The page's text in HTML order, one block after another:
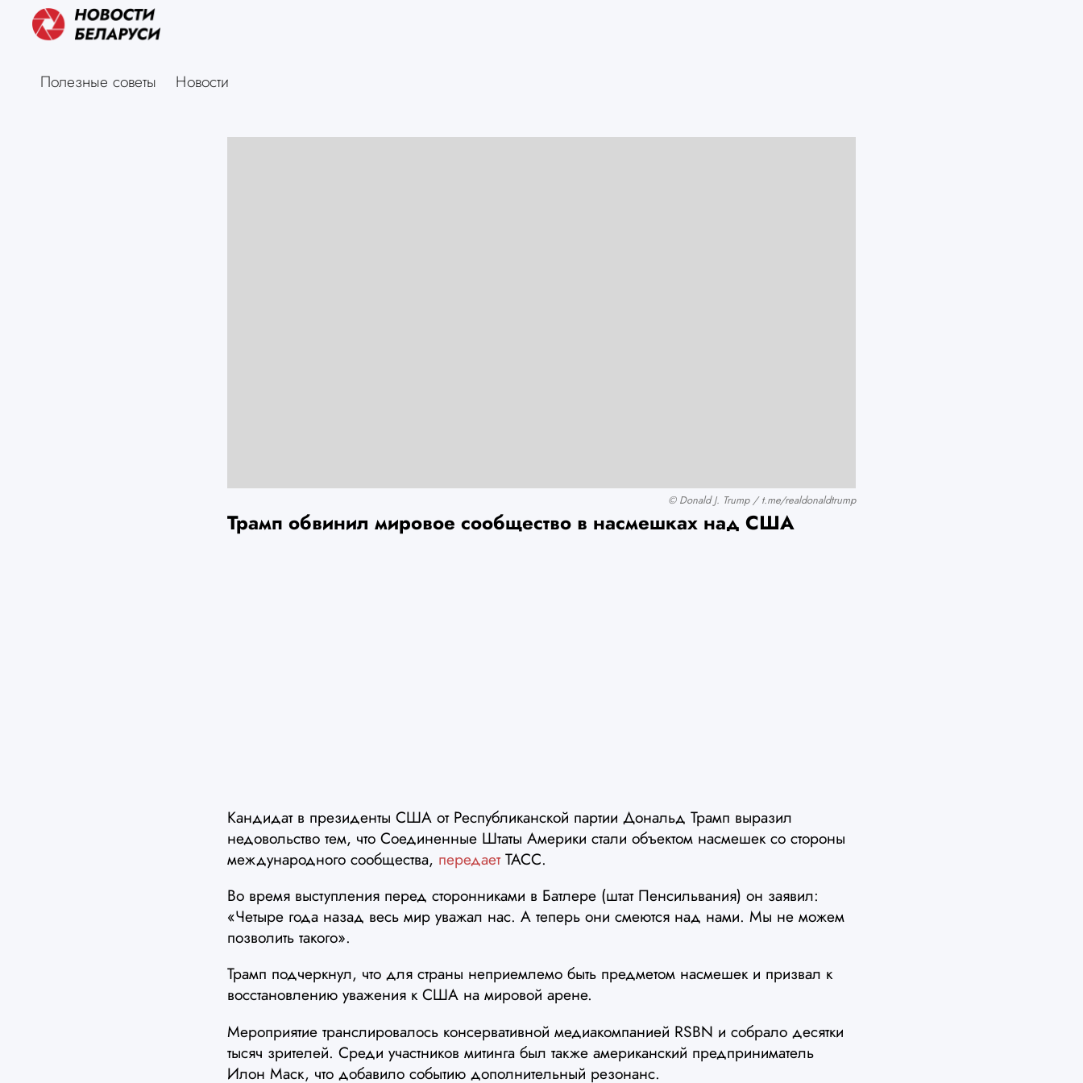
Полезные советы Новости
© Donald J. Trump / t.me/realdonaldtrump
Трамп обвинил мировое сообщество в насмешках над США
Кандидат в президенты США от Республиканской партии Дональд Трамп выразил
недовольство тем, что Соединенные Штаты Америки стали объектом насмешек со стороны
международного сообщества, передаетТАСС.
Во время выступления перед сторонниками в Батлере (штат Пенсильвания) он заявил:
«Четыре года назад весь мир уважал нас. А теперь они смеются над нами. Мы не можем
позволить такого».
Трамп подчеркнул, что для страны неприемлемо быть предметом насмешек и призвал к
восстановлению уважения к США на мировой арене.
Мероприятие транслировалось консервативной медиакомпанией RSBN и собрало десятки
тысяч зрителей. Среди участников митинга был также американский предприниматель
Илон Маск, что добавило событию дополнительный резонанс.